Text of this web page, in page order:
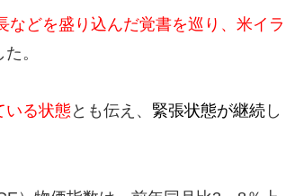
などを盛り込んだ覚書を巡り、米イラ
た。
いる状態とも伝え、 緊張状態が継続 し